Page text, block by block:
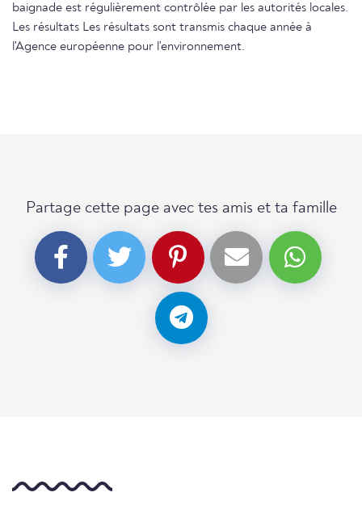
baignade est régulièrement contrôlée par les autorités locales.
Les résultats Les résultats sont transmis chaque année à
l'Agence européenne pour l'environnement.
Partage cette page avec tes amis et ta famille